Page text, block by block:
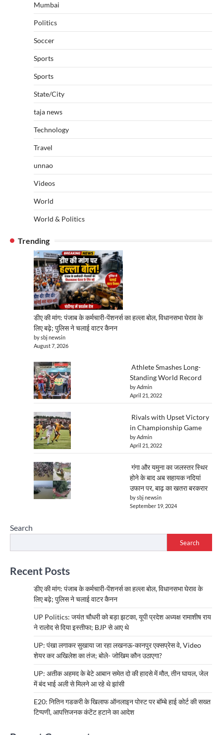
Mumbai
Politics
Soccer
Sports
Sports
State/City
taja news
Technology
Travel
unnao
Videos
World
World & Politics
Trending
डीए की मांग: पंजाब के कर्मचारी-पेंशनर्स का हल्ला बोल, विधानसभा घेराव के
लिए बढ़े; पुलिस ने चलाई वाटर कैनन
by sbj newsin
August 7, 2026
Athlete Smashes Long-
Standing World Record
by Admin
April 21, 2022
Rivals with Upset Victory
in Championship Game
by Admin
April 21, 2022
गंगा और यमुना का जलस्तर स्थिर
होने के बाद अब सहायक नदियां
उफान पर, बाढ़ का खतरा बरकरार
by sbj newsin
September 19, 2024
Search
Search
Recent Posts
डीए की मांग: पंजाब के कर्मचारी-पेंशनर्स का हल्ला बोल, विधानसभा घेराव के
लिए बढ़े; पुलिस ने चलाई वाटर कैनन
UP Politics: जयंत चौधरी को बड़ा झटका, यूपी प्रदेश अध्यक्ष रामाशीष राय
ने रालोद से दिया इस्तीफा; BJP से आए थे
UP: पंखा लगाकर सुखाया जा रहा लखनऊ-कानपुर एक्सप्रेस वे, Video
शेयर कर अखिलेश का तंज; बोले- जोखिम कौन उठाएगा?
UP: अतीक अहमद के बेटे आबान समेत दो की हादसे में मौत, तीन घायल, जेल
में बंद भाई अली से मिलने आ रहे थे झांसी
E20: नितिन गडकरी के खिलाफ ऑनलाइन पोस्ट पर बॉम्बे हाई कोर्ट की सख्त
टिप्पणी, आपत्तिजनक कंटेंट हटाने का आदेश